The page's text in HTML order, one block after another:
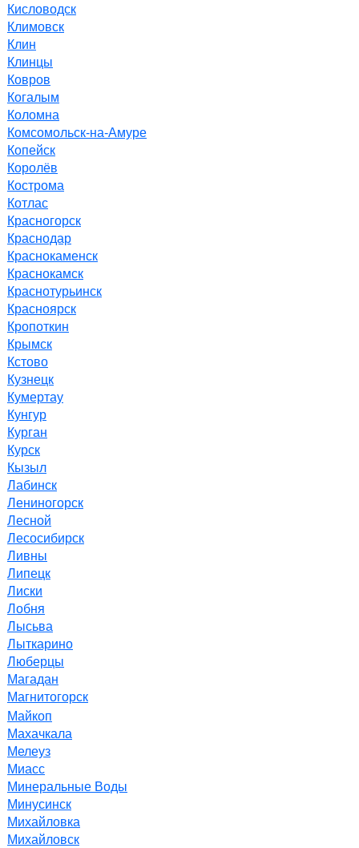
Кисловодск
Климовск
Клин
Клинцы
Ковров
Когалым
Коломна
Комсомольск-на-Амуре
Копейск
Королёв
Кострома
Котлас
Красногорск
Краснодар
Краснокаменск
Краснокамск
Краснотурьинск
Красноярск
Кропоткин
Крымск
Кстово
Кузнецк
Кумертау
Кунгур
Курган
Курск
Кызыл
Лабинск
Лениногорск
Лесной
Лесосибирск
Ливны
Липецк
Лиски
Лобня
Лысьва
Лыткарино
Люберцы
Магадан
Магнитогорск
Майкоп
Махачкала
Мелеуз
Миасс
Минеральные Воды
Минусинск
Михайловка
Михайловск